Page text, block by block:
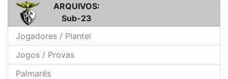
ARQUIVOS:
Sub-23
Jogadores / Plantel
Jogos / Provas
Palmarés